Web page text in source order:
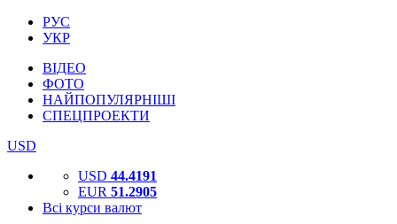
РУС
УКР
ВІДЕО
ФОТО
НАЙПОПУЛЯРНІШІ
СПЕЦПРОЕКТИ
USD
USD 44.4191
EUR 51.2905
Всі курси валют